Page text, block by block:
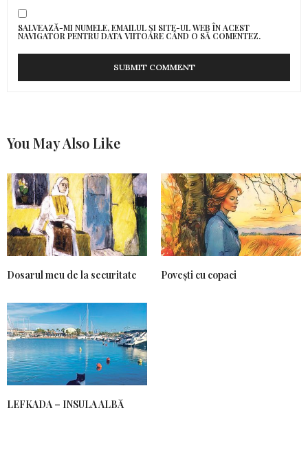
SALVEAZĂ-MI NUMELE, EMAILUL ȘI SITE-UL WEB ÎN ACEST
NAVIGATOR PENTRU DATA VIITOARE CÂND O SĂ COMENTEZ.
You May Also Like
Dosarul meu de la securitate Povești cu copaci
LEFKADA – INSULA ALBĂ